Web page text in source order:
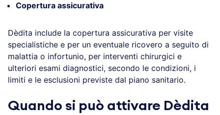
Copertura assicurativa
Dèdita include la copertura assicurativa per visite
specialistiche e per un eventuale ricovero a seguito di
malattia o infortunio, per interventi chirurgici e
ulteriori esami diagnostici, secondo le condizioni, i
limiti e le esclusioni previste dal piano sanitario.
Quando si può attivare Dèdita